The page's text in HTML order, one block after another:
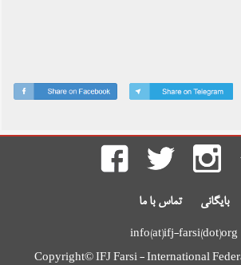
بایگانی تماس با ما
info(at)ifj-farsi(dot)org
Copyright© IFJ Farsi - International